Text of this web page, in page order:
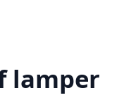
lamper